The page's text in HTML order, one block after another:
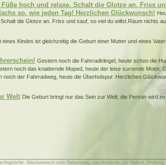
hoch und relaxe. Schalt die Glotze an. Friss
so, wie jeden Tag! Herzlichen Glückwunsch!
die Glotze an. Friss und sauf, so viel du willst.Räum nichts
eines Kindes ist gleichzeitig die Geburt einer Mutter und eines
Gestern noch die Fahrradklingel, heute schon die
noch das knatternde Moped, heute der leise surrende Motor.
noch der Fahrradweg, heute die Überholspur. Herzlichen
Welt Die Geburt bringt nur das Sein zur Welt; die Person wird
Glückwunsch zum Geburtstag, zur Hochzeit, zur Geburt, Prüfung,